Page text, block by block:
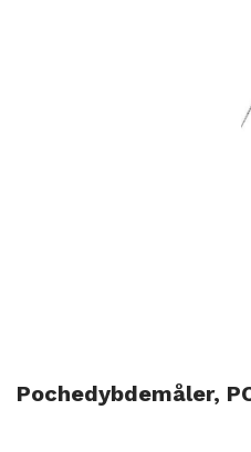
Pochedybdemåler,